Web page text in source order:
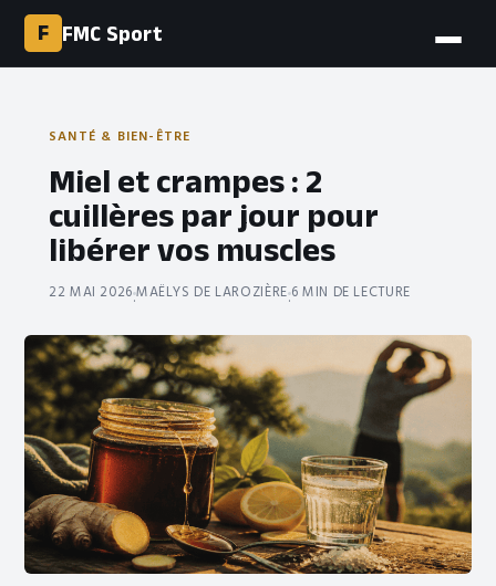
F FMC Sport
SANTÉ & BIEN-ÊTRE
Miel et crampes : 2
cuillères par jour pour
libérer vos muscles
22 MAI 2026·MAËLYS DE LAROZIÈRE·6 MIN DE LECTURE